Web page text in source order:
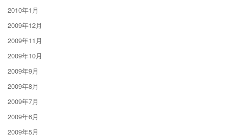
2010年1月
2009年12月
2009年11月
2009年10月
2009年9月
2009年8月
2009年7月
2009年6月
2009年5月